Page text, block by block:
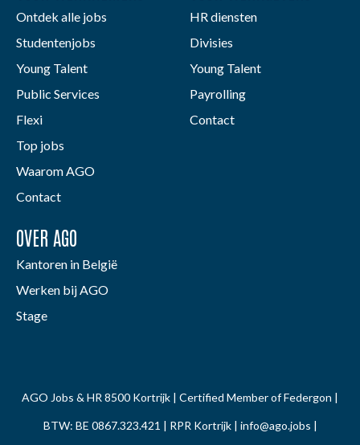
Ontdek alle jobs
Studentenjobs
Young Talent
Public Services
Flexi
Top jobs
Waarom AGO
Contact
HR diensten
Divisies
Young Talent
Payrolling
Contact
OVER AGO
Kantoren in België
Werken bij AGO
Stage
AGO Jobs & HR 8500 Kortrijk | Certified Member of Federgon |
BTW: BE 0867.323.421 | RPR Kortrijk | info@ago.jobs |